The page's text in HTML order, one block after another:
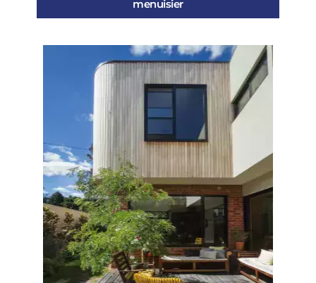
menuisier